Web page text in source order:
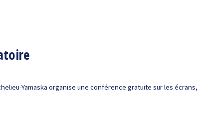
Yamaska organise une conférence gratuite sur les écrans,